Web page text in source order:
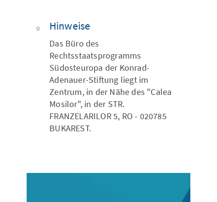
Hinweise
Das Büro des
Rechtsstaatsprogramms
Südosteuropa der Konrad-
Adenauer-Stiftung liegt im
Zentrum, in der Nähe des "Calea
Mosilor", in der STR.
FRANZELARILOR 5, RO - 020785
BUKAREST.